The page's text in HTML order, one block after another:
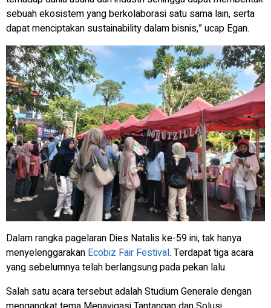
sebuah ekosistem yang berkolaborasi satu sama lain, serta
dapat menciptakan sustainabilitydalam bisnis,” ucap Egan.
Dalam rangka pagelaran Dies Natalis ke-59 ini, tak hanya
menyelenggarakan Ecobiz Fair Festival. Terdapat tiga acara
yang sebelumnya telah berlangsung pada pekan lalu.
Salah satu acara tersebut adalah Studium Generale dengan